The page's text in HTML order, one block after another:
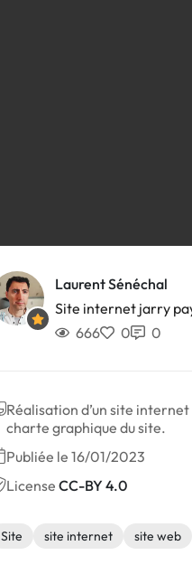
Laurent Sénéchal
Site internet jarry
666 0 0
Réalisation d’un site
charte graphique du site.
Publiée le 16/01/2023
License CC-BY 4.0
Site site internet site web